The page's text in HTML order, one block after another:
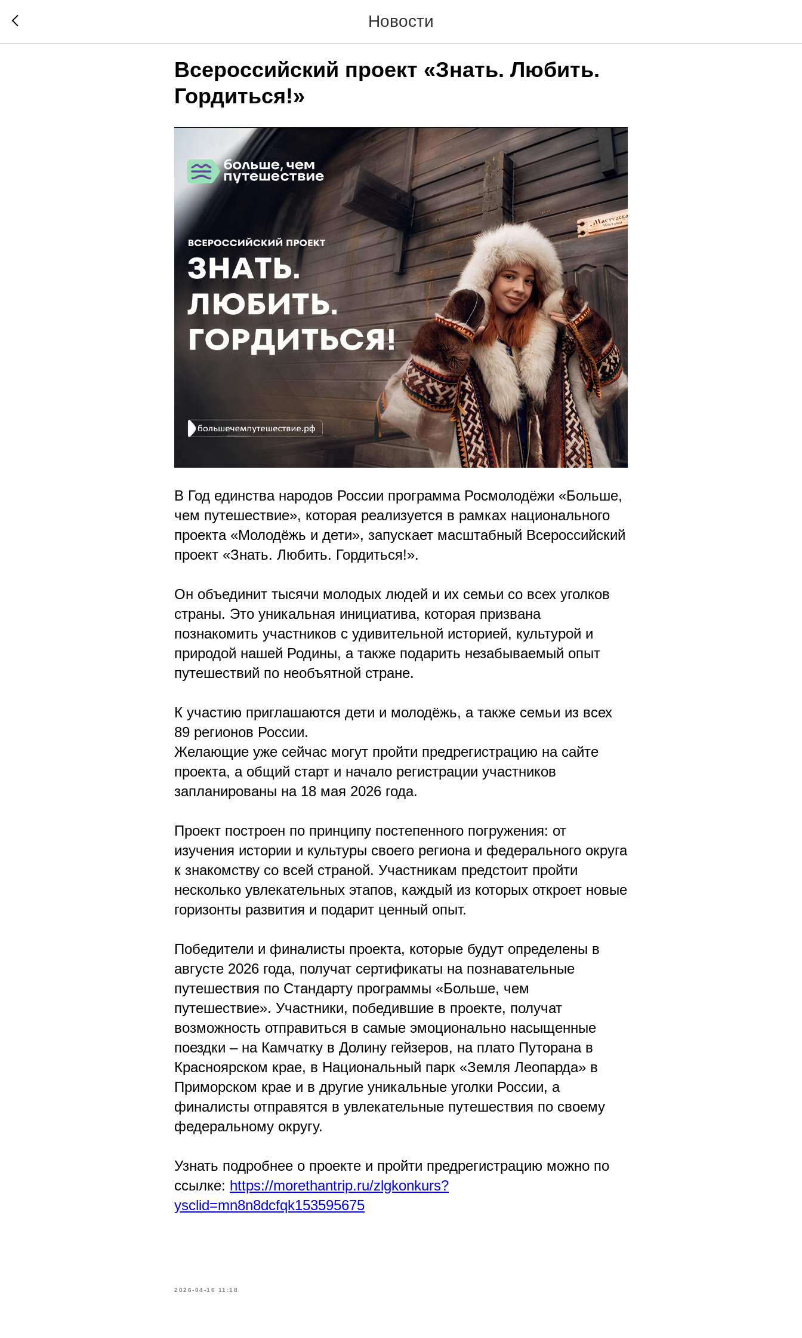
Новости
Всероссийский проект «Знать. Любить.
Гордиться!»
В Год единства народов России программа Росмолодёжи «Больше,
чем путешествие», которая реализуется в рамках национального
проекта «Молодёжь и дети», запускает масштабный Всероссийский
проект «Знать. Любить. Гордиться!».
Он объединит тысячи молодых людей и их семьи со всех уголков
страны. Это уникальная инициатива, которая призвана
познакомить участников с удивительной историей, культурой и
природой нашей Родины, а также подарить незабываемый опыт
путешествий по необъятной стране.
К участию приглашаются дети и молодёжь, а также семьи из всех
89 регионов России.
Желающие уже сейчас могут пройти предрегистрацию на сайте
проекта, а общий старт и начало регистрации участников
запланированы на 18 мая 2026 года.
Проект построен по принципу постепенного погружения: от
изучения истории и культуры своего региона и федерального округа
к знакомству со всей страной. Участникам предстоит пройти
несколько увлекательных этапов, каждый из которых откроет новые
горизонты развития и подарит ценный опыт.
Победители и финалисты проекта, которые будут определены в
августе 2026 года, получат сертификаты на познавательные
путешествия по Стандарту программы «Больше, чем
путешествие». Участники, победившие в проекте, получат
возможность отправиться в самые эмоционально насыщенные
поездки – на Камчатку в Долину гейзеров, на плато Путорана в
Красноярском крае, в Национальный парк «Земля Леопарда» в
Приморском крае и в другие уникальные уголки России, а
финалисты отправятся в увлекательные путешествия по своему
федеральному округу.
Узнать подробнее о проекте и пройти предрегистрацию можно по
ссылке: https://morethantrip.ru/zlgkonkurs?
ysclid=mn8n8dcfqk153595675
2026-04-16 11:18